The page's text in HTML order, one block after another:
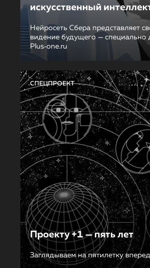
искусственный
Нейросеть Сбера представляет
видение будущего — специально
Plus‑one.ru
СПЕЦПРОЕКТ
Проекту +1 — пять лет
Заглядываем на пятилетку вперед